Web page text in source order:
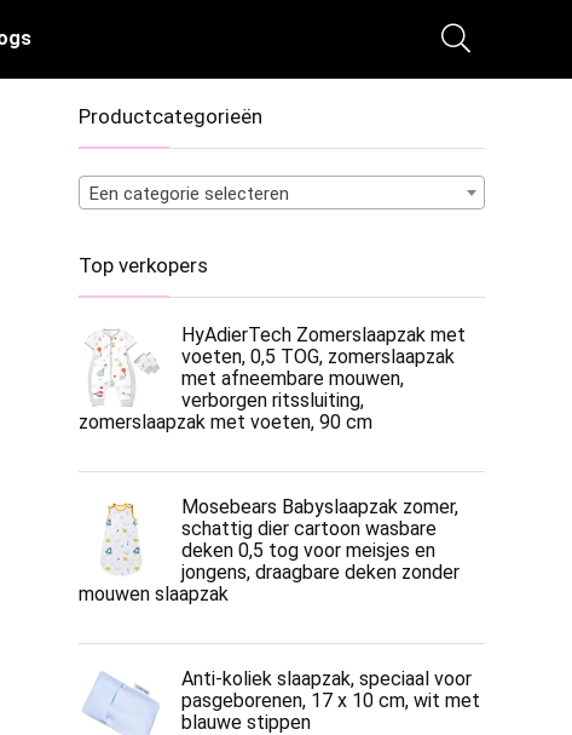
Productcategorieën
Een categorie selecteren
Top verkopers
HyAdierTech Zomerslaapzak met
voeten, 0,5 TOG, zomerslaapzak
met afneembare mouwen,
verborgen ritssluiting,
zomerslaapzak met voeten, 90 cm
Mosebears Babyslaapzak zomer,
schattig dier cartoon wasbare
deken 0,5 tog voor meisjes en
jongens, draagbare deken zonder
mouwen slaapzak
Anti-koliek slaapzak, speciaal voor
pasgeborenen, 17 x 10 cm, wit met
blauwe stippen